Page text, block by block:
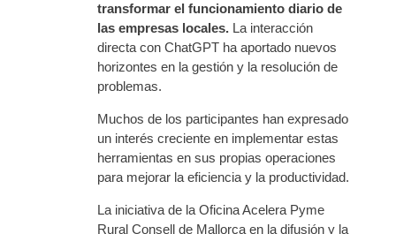
transformar el funcionamiento diario de
las empresas locales. La interacción
directa con ChatGPT ha aportado nuevos
horizontes en la gestión y la resolución de
problemas.
Muchos de los participantes han expresado
un interés creciente en implementar estas
herramientas en sus propias operaciones
para mejorar la eficiencia y la productividad.
La iniciativa de la Oficina Acelera Pyme
Rural Consell de Mallorca en la difusión y la